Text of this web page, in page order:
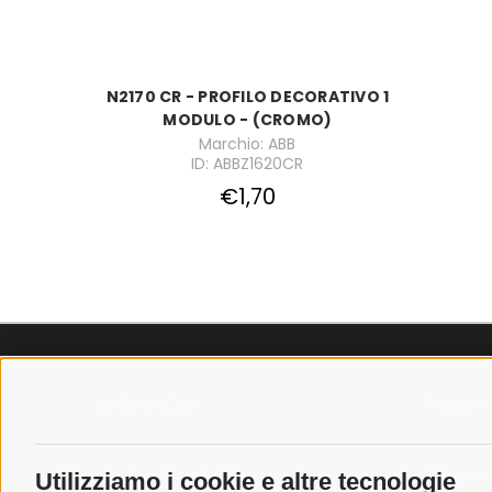
Utilizziamo i cookie e altre tecnologie
N2170 CR - PROFILO DECORATIVO 1
MODULO - (CROMO)
Marchio: ABB
ID: ABBZ1620CR
€1,70
COSTI DI SPEDIZIONE
TEMPI DI SPEDIZIONE
PRIVACY
COOKIE